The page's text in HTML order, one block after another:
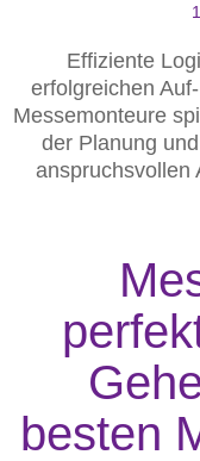
Effiziente
erfolgreichen
Messemonteure
der Planung
anspruchsvollen
besten